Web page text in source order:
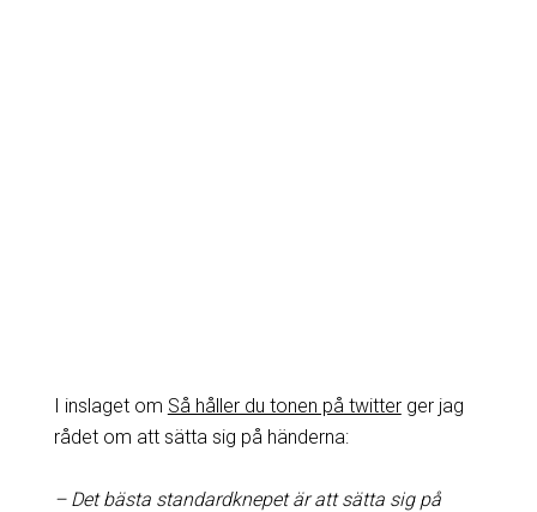
I inslaget om Så håller du tonen på twitterger jag
rådet om att sätta sig på händerna:
– Det bästa standardknepet är att sätta sig på